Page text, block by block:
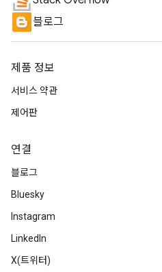
블로그
제품 정보
서비스 약관
제어판
연결
블로그
Bluesky
Instagram
LinkedIn
X(트위터)